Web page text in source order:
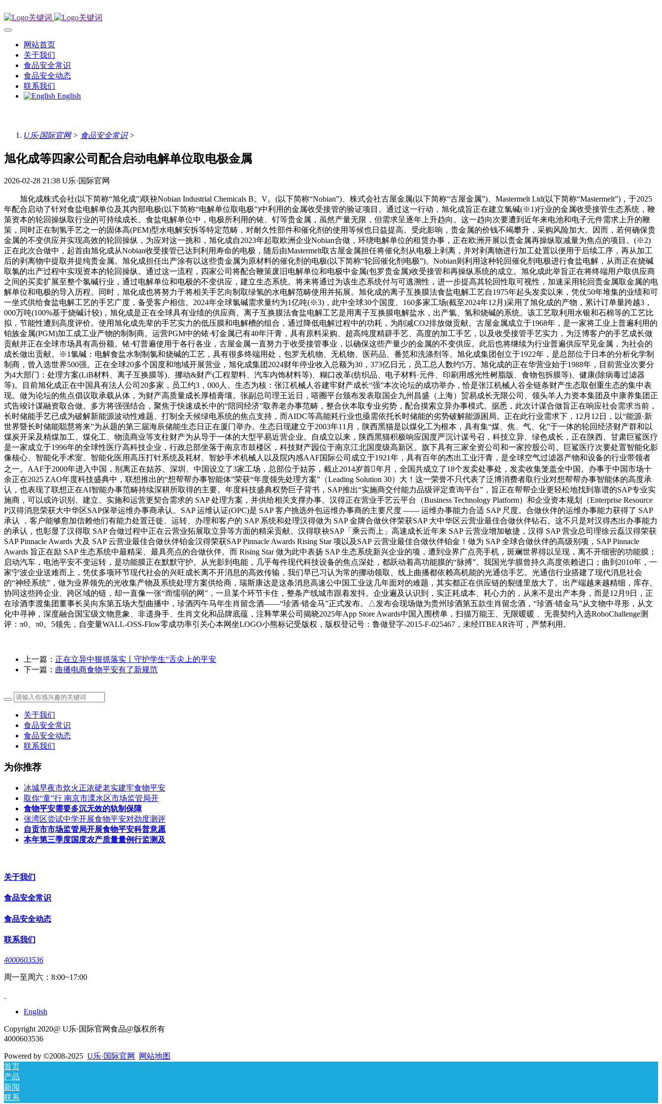
网站首页
关于我们
食品安全常识
食品安全动态
联系我们
English
U乐·国际官网> 食品安全常识>
旭化成等四家公司配合启动电解单位取电极金属
2026-02-28 21:38 U乐·国际官网
旭化成株式会社(以下简称“旭化成”)联袂Nobian Industrial Chemicals B。V。(以下简称“Nobian”)、株式会社古屋金属(以下简称“古屋金属”)、Mastermelt Ltd(以下简称“Mastermelt”)，于2025
年配合启动了针对食盐电解单位及其内部电极(以下简称“电解单位取电极”)中利用的金属收受接管的验证项目。通过这一行动，旭化成旨正在建立氯碱(※1)行业的金属收受接管生态系统，鞭
策资本的轮回操纵取行业的可持续成长。食盐电解单位中，电极所利用的铱、钌等贵金属，虽然产量无限，但需求呈逐年上升趋向。这一趋向次要遭到近年来电池和电子元件需求上升的鞭
策，同时正在制氢手艺之一的固体高(PEM)型水电解安拆等特定范畴，对耐久性部件和催化剂的使用等候也日益提高。受此影响，贵金属的价钱不竭攀升，采购风险加大。因而，若何确保贵
金属的不变供应并实现高效的轮回操纵，为应对这一挑和，旭化成自2023年起取欧洲企业Nobian合做，环绕电解单位的租赁办事，正在欧洲开展以贵金属再操纵取减量为焦点的项目。(※2)
正在此次合做中，起首由旭化成从Nobian收受接管已达到利用寿命的电极，随后由Mastermelt取古屋金属担任将催化剂从电极上剥离，并对剥离物进行加工处置以便用于后续工序，再从加工
后的剥离物中提取并提纯贵金属。旭化成担任出产涂有以这些贵金属为原材料的催化剂的电极(以下简称“轮回催化剂电极”)。Nobian则利用这种轮回催化剂电极进行食盐电解，从而正在烧碱
取氯的出产过程中实现资本的轮回操纵。通过这一流程，四家公司将配合鞭策废旧电解单位和电极中金属(包罗贵金属)收受接管和再操纵系统的成立。旭化成此举旨正在将终端用户取供应商
之间的买卖扩展至整个氯碱行业，通过电解单位和电极的不变供应，建立生态系统。将来将通过为该生态系统付与可逃溯性，进一步提高其轮回性取可视性，加速采用轮回贵金属取金属的电
解单位和电极的导入历程。同时，旭化成也将努力于将相关手艺向制取绿氢的水电解范畴使用并拓展。旭化成的离子互换膜法食盐电解工艺自1975年起头发卖以来，凭仗50年堆集的业绩和可
一坐式供给食盐电解工艺的手艺广度，备受客户相信。2024年全球氯碱需求量约为1亿吨(※3)，此中全球30个国度、160多家工场(截至2024年12月)采用了旭化成的产物，累计订单量跨越3，
000万吨(100%基于烧碱计较)，旭化成是正在全球具有业绩的供应商。离子互换膜法食盐电解工艺是用离子互换膜电解盐水，出产氯、氢和烧碱的系统。该工艺取利用水银和石棉等的工艺比
拟，节能性遭到高度评价。使用旭化成先辈的手艺实力的低压膜和电解槽的组合，通过降低电解过程中的功耗，为削减CO2排放做贡献。古屋金属成立于1968年，是一家将工业上普遍利用的
铂族金属(PGM)加工成工业产物的制制商。运营PGM中的铱·钌金属已有40年汗青，具有原料采购、超高纯度精辟手艺、高度的加工手艺，以及收受接管手艺实力，为泛博客户的手艺成长做
贡献并正在全球市场具有高份额。铱·钌普遍使用于各行各业，古屋金属一直努力于收受接管事业，以确保这些产量少的金属的不变供应。此后也将继续为行业普遍供应罕见金属，为社会的
成长做出贡献。※1氯碱：电解食盐水制制氯和烧碱的工艺，具有很多终端用处，包罗无机物、无机物、医药品、番笕和洗涤剂等。旭化成集团创立于1922年，是总部位于日本的分析化学制
制商，曾入选世界500强。正在全球20多个国度和地域开展营业，旭化成集团2024财年停业收入总额为30，373亿日元，员工总人数约5万。旭化成的正在华营业始于1988年，目前营业次要分
为4大部门：处理方案(LiB材料、离子互换膜等)、挪动&财产(工程塑料、汽车内饰材料等)、糊口改革(纺织品、电子材料·元件、印刷用感光性树脂版、食物包拆膜等)、健康(除病毒过滤器
等)。目前旭化成正在中国具有法人公司20多家，员工约3，000人。生态为核：张江机械人谷建牢财产成长“强”本次论坛的成功举办，恰是张江机械人谷全链条财产生态取创重生态的集中表
现。做为论坛的焦点倡议取承载从体，为财产高质量成长厚植膏壤。张副总司理王近日，嗒圈平台颁布发表取国企九州昌盛（上海）贸易成长无限公司、领头羊人力资本集团及中康养集团正
式告竣计谋融资取合做。多方将强强结合，聚焦于快速成长中的“陪同经济”取养老办事范畴，整合伙本取专业劣势，配合摸索立异办事模式。据悉，此次计谋合做旨正在响应社会需求当前，
长时储能手艺已成为破解新能源波动性难题、打制全天候绿电系统的焦点支持，而AIDC等高能耗行业也亟需依托长时储能的劣势破解能源困局。正在此行业需求下，12月12日，以“能源·新
世界暨长时储能聪慧将来”为从题的第三届海辰储能生态日正在厦门举办。生态日现建立于2003年11月，陕西黑猫是以煤化工为根本，具有集“煤、焦、气、化”于一体的轮回经济财产群和以
煤炭开采及精煤加工、煤化工、物流商业等支柱财产为从导于一体的大型平易近营企业。自成立以来，陕西黑猫积极响应国度严沉计谋号召，科技立异、绿色成长，正在陕西、甘肃巨鲨医疗
是一家成立于1996年的全球性医疗高科技企业，行政总部坐落于南京市鼓楼区，科技财产园位于南京江北国度级高新区。旗下具有三家全资公司和一家控股公司。巨鲨医疗次要处置智能化影
像核心、智能化手术室、智能化医用高压打针系统及耗材、智妙手术机械人以及院内感AAF国际公司成立于1921年，具有百年的杰出工业汗青，是全球空气过滤器产物和设备的行业带领者
之一。AAF于2000年进入中国，别离正在姑苏、深圳、中国设立了3家工场，总部位于姑苏，截止2014岁首年月，全国共成立了18个发卖处事处，发卖收集笼盖全中国。办事于中国市场十
余正在2025 ZAO年度科技盛典中，联想推出的“想帮帮办事智能体”荣获“年度领先处理方案”（Leading Solution 30）大！这一荣誉不只代表了泛博消费者取行业对想帮帮办事智能体的高度承
认，也表现了联想正在AI智能办事范畴持续深耕所取得的主要。年度科技盛典权势巨子背书，SAP推出“实施商交付能力品级评定查询平台”，旨正在帮帮企业更轻松地找到靠谱的SAP专业实
施商，可以或许识别、建立、实施和运营更契合需求的 SAP 处理方案，并供给相关支撑办事。汉得正在营业手艺云平台（Business Technology Platform）和企业资本规划（Enterprise Resource
P汉得消息荣获大中华区SAP保举运维办事商承认。SAP 运维认证(OPC)是 SAP 客户挑选外包运维办事商的主要尺度 —— 运维办事能力合适 SAP 尺度。合做伙伴的运维办事能力获得了 SAP
承认 ，客户能够愈加信赖他们有能力处置迁徙、运转、办理和客户的 SAP 系统和处理汉得做为 SAP 金牌合做伙伴荣获SAP 大中华区云营业最佳合做伙伴钻石。这不只是对汉得杰出办事能力
的承认，也彰显了汉得取 SAP 合做过程中正在云营业拓展取立异等方面的精采贡献。汉得联袂SAP「乘云而上」高速成长近年来 SAP 云营业增加敏捷，汉得 SAP 营业总司理徐云磊汉得荣获
SAP Pinnacle Awards 大及 SAP 云营业最佳合做伙伴铂金汉得荣获SAP Pinnacle Awards Rising Star 项以及SAP 云营业最佳合做伙伴铂金！做为 SAP 全球合做伙伴的高级别项，SAP Pinnacle
Awards 旨正在励 SAP 生态系统中最精采、最具亮点的合做伙伴。而 Rising Star 做为此中表扬 SAP 生态系统新兴企业的项，遭到业界广点亮手机，斑斓世界得以呈现，离不开细密的功能膜；
启动汽车，电池平安不变运转，是功能膜正在默默守护。从光影到电能，几乎每件现代科技设备的焦点深处，都跃动着高功能膜的“脉搏”。我国光学膜曾持久高度依赖进口；曲到2010年，一
家宁波企业送难而上，凭仗多项环节现代社会的兴旺成长离不开消息的高效传输，我们早已习认为常的挪动领取、线上曲播都依赖高机能的光通信手艺。光通信行业搭建了现代消息社会
的“神经系统”，做为业界领先的光收集产物及系统处理方案供给商，瑞斯康达是这条消息高速公中国工业这几年面对的难题，其实都正在供应链的裂缝里放大了。出产端越来越精细，库存、
协同这些跨企业、跨区域的链，却一直像一张“而懦弱的网”，一旦某个环节卡住，整条产线城市跟着发抖。企业遍及认识到，实正耗成本、耗心力的，从来不是出产本身，而是12月9日，正
在珍酒李渡集团董事长吴向东第五场大型曲播中，珍酒丙午马年生肖留念酒——“珍酒·错金马”正式发布。△发布会现场做为贵州珍酒第五款生肖留念酒，“珍酒·错金马”从文物中寻形，从文
化中寻神，深度融合国宝级文物意象、非遗身手、生肖文化和品牌底蕴，注释苹果公司揭晓2025年App Store Awards中国入围榜单，扫描万能王、无限暖暖 、无畏契约入选RoboChallenge测
评：π0、π0。5领先，自变量WALL-OSS-Flow零成功率引关心本网坐LOGO小熊标记受版权，版权登记号：鲁做登字-2015-F-025467，未经ITBEAR许可，严禁利用。
上一篇： 正在立异中狠抓落实丨守护学生“舌尖上的平安
下一篇： 曲播电商食物平安有了新规范
关于我们
食品安全常识
食品安全动态
联系我们
为你推荐
冰城早夜市炊火正浓硬老实建牢食物平安
取你“童”行 南京市溧水区市场监管局开
食物平安需要多沉无效的轨制保障
张湾区尝试中学开展食物平安对劲度测评
自贡市市场监管局开展食物平安科普意愿
本年第三季度国度农产质量量例行监测及
关于我们
食品安全常识
食品安全动态
联系我们
4000603536
周一至周六：8:00~17:00
English
Copyright 2020@ U乐·国际官网食品@版权所有
4000603536
Powered by ©2008-2025 U乐·国际官网
网站地图
首页
产品
新闻
联系